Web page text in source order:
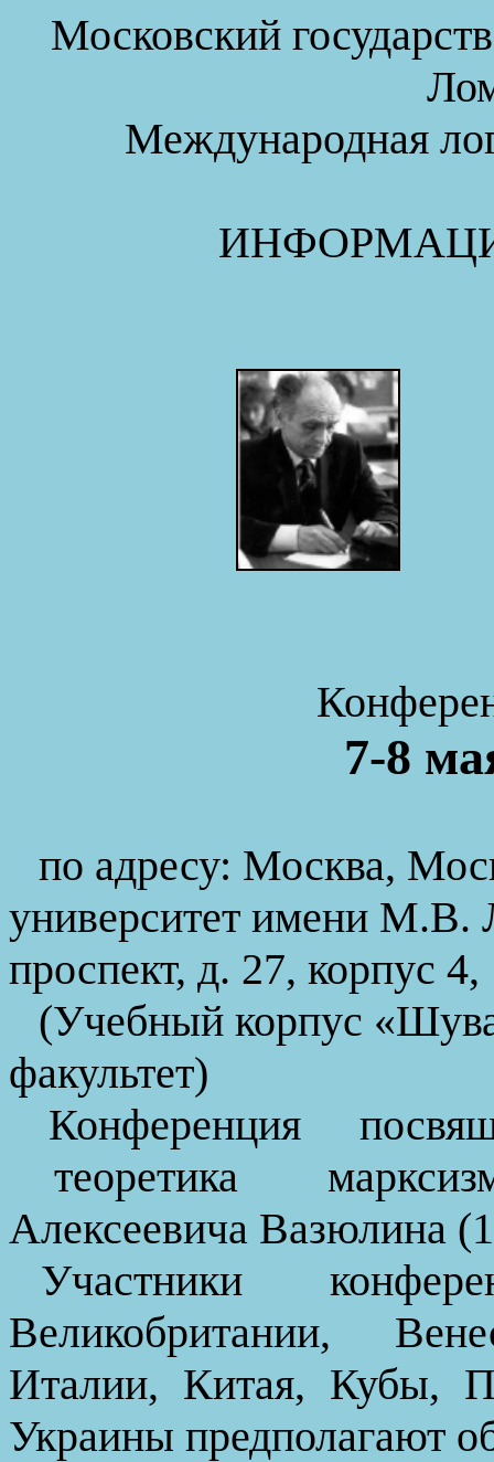
Московский
Международная
7-8
по адресу: Москва,
университет имени М.В.
проспект, д. 27, корпус 4,
(Учебный корпус «
факультет)
Конференция
теоретика
Алексеевича Вазюлина
Участники
Великобритании,
Италии, Китая, Кубы,
Украины предполагают